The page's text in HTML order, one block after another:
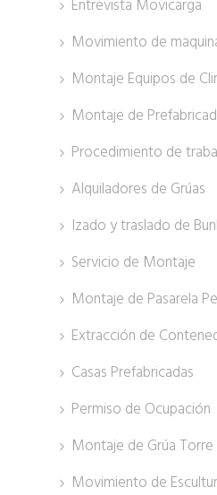
Entrevista Movicarga
Movimiento de
Montaje Equipos de
Montaje de
Procedimiento de
Alquiladores de Grúas
Izado y traslado de
Servicio de Montaje
Montaje de Pasarela
Extracción de
Casas Prefabricadas
Permiso de Ocupación
Montaje de Grúa Torre
Movimiento de